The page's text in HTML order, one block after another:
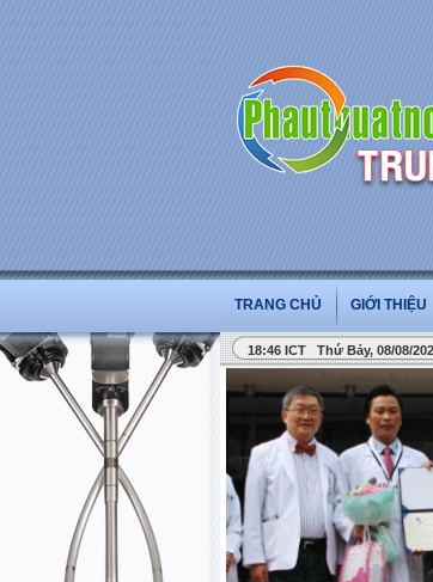
TRANG CHỦ GIỚI THIỆU
18:46 ICT Thứ Bảy, 08/08/